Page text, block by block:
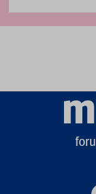
Mittiallt